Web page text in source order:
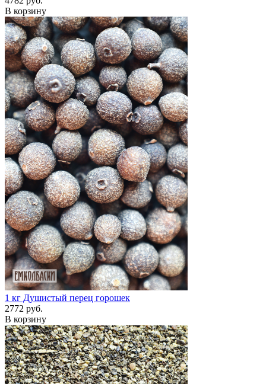
В корзину
1 кг Душистый перец горошек
2772 руб.
В корзину